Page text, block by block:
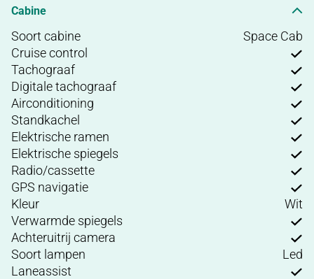
Cabine
Soort cabine
Space Cab
Cruise control
Tachograaf
Digitale tachograaf
Airconditioning
Standkachel
Elektrische ramen
Elektrische spiegels
Radio/cassette
GPS navigatie
Kleur
Wit
Verwarmde spiegels
Achteruitrij camera
Soort lampen
Led
Laneassist